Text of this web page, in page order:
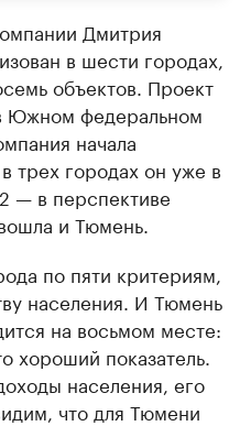
Дмитрия
в шести городах,
объектов. Проект
Южном федеральном
начала
трех городах он уже в
— в перспективе
и Тюмень.
по пяти критериям,
населения. И Тюмень
на восьмом месте:
хороший показатель.
населения, его
что для Тюмени